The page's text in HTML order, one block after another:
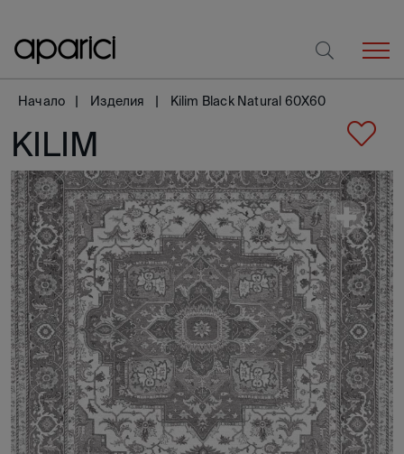
Начало Изделия Kilim Black Natural 60X60
KILIM